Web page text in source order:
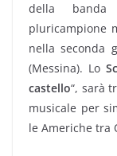
della banda
pluricampione
nella seconda
(Messina). Lo
castello“, sarà
musicale per
le Americhe tra